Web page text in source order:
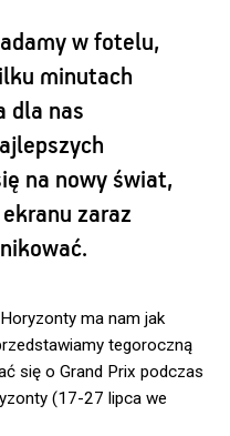
w fotelu,
minutach
dla nas
na nowy świat,
zaraz
ma nam jak
tegoroczną
się o Grand Prix podczas
(17-27 lipca we